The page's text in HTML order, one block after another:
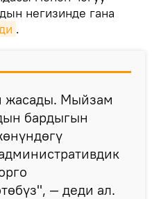
негизинде гана
.
жасады. Мыйзам
бардыгын
— деди ал.